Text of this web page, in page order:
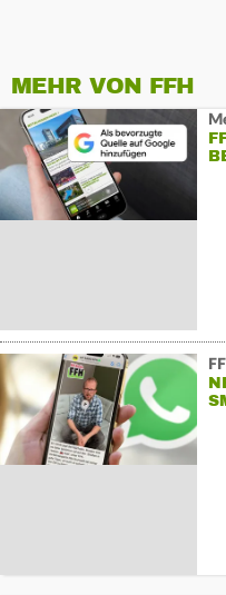
MEHR VON FFH